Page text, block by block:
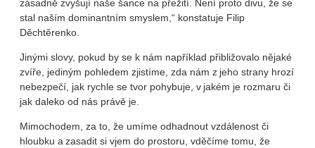
zásadně zvyšují naše šance na přežití. Není proto divu, že se
stal naším dominantním smyslem,“ konstatuje Filip
Děchtěrenko.
Jinými slovy, pokud by se k nám například přibližovalo nějaké
zvíře, jediným pohledem zjistíme, zda nám z jeho strany hrozí
nebezpečí, jak rychle se tvor pohybuje, v jakém je rozmaru či
jak daleko od nás právě je.
Mimochodem, za to, že umíme odhadnout vzdálenost či
hloubku a zasadit si vjem do prostoru, vděčíme tomu, že